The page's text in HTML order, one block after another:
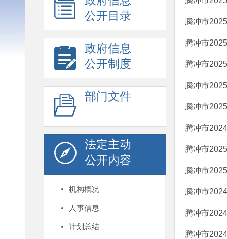
公开目录
政府信息
公开制度
部门文件
法定主动
公开内容
机构概况
人事信息
计划总结
腾冲市
腾冲市
腾冲市
腾冲市
腾冲市
腾冲市
腾冲市
腾冲市
腾冲市
腾冲市
腾冲市